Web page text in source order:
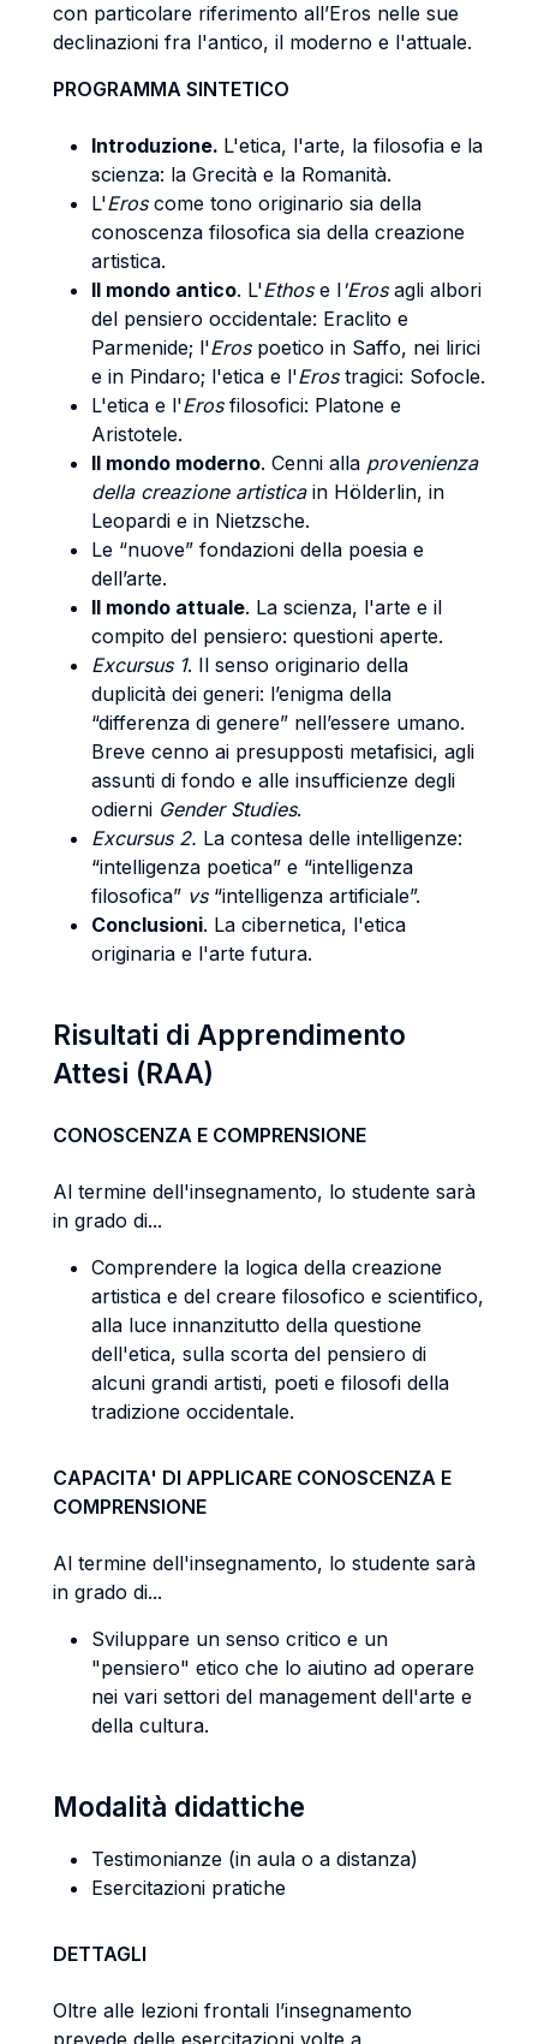
con particolare riferimento all’Eros nelle sue
declinazioni fra l'antico, il moderno e l'attuale.
PROGRAMMA SINTETICO
Introduzione. L'etica, l'arte, la filosofia e la
scienza: la Grecità e la Romanità.
L'Eroscome tono originario sia della
conoscenza filosofica sia della creazione
artistica.
Il mondo antico. L'Ethos e l'Eros agli albori
del pensiero occidentale: Eraclito e
Parmenide; l'Erospoetico in Saffo, nei lirici
e in Pindaro; l'etica e l'Erostragici: Sofocle.
L'etica e l'Erosfilosofici: Platone e
Aristotele.
Il mondo moderno. Cenni alla provenienza
della creazione artisticain Hölderlin, in
Leopardi e in Nietzsche.
Le “nuove” fondazioni della poesia e
dell’arte.
Il mondo attuale. La scienza, l'arte e il
compito del pensiero: questioni aperte.
Excursus 1. Il senso originario della
duplicità dei generi: l’enigma della
“differenza di genere” nell’essere umano.
Breve cenno ai presupposti metafisici, agli
assunti di fondo e alle insufficienze degli
odierni Gender Studies.
Excursus 2. La contesa delle intelligenze:
“intelligenza poetica” e “intelligenza
filosofica” vs“intelligenza artificiale”.
Conclusioni. La cibernetica, l'etica
originaria e l'arte futura.
Risultati di Apprendimento
Attesi (RAA)
CONOSCENZA E COMPRENSIONE
Al termine dell'insegnamento, lo studente sarà
in grado di...
Comprendere la logica della creazione
artistica e del creare filosofico e scientifico,
alla luce innanzitutto della questione
dell'etica, sulla scorta del pensiero di
alcuni grandi artisti, poeti e filosofi della
tradizione occidentale.
CAPACITA' DI APPLICARE CONOSCENZA E
COMPRENSIONE
Al termine dell'insegnamento, lo studente sarà
in grado di...
Sviluppare un senso critico e un
"pensiero" etico che lo aiutino ad operare
nei vari settori del management dell'arte e
della cultura.
Modalità didattiche
Testimonianze (in aula o a distanza)
Esercitazioni pratiche
DETTAGLI
Oltre alle lezioni frontali l’insegnamento
prevede delle esercitazioni volte a